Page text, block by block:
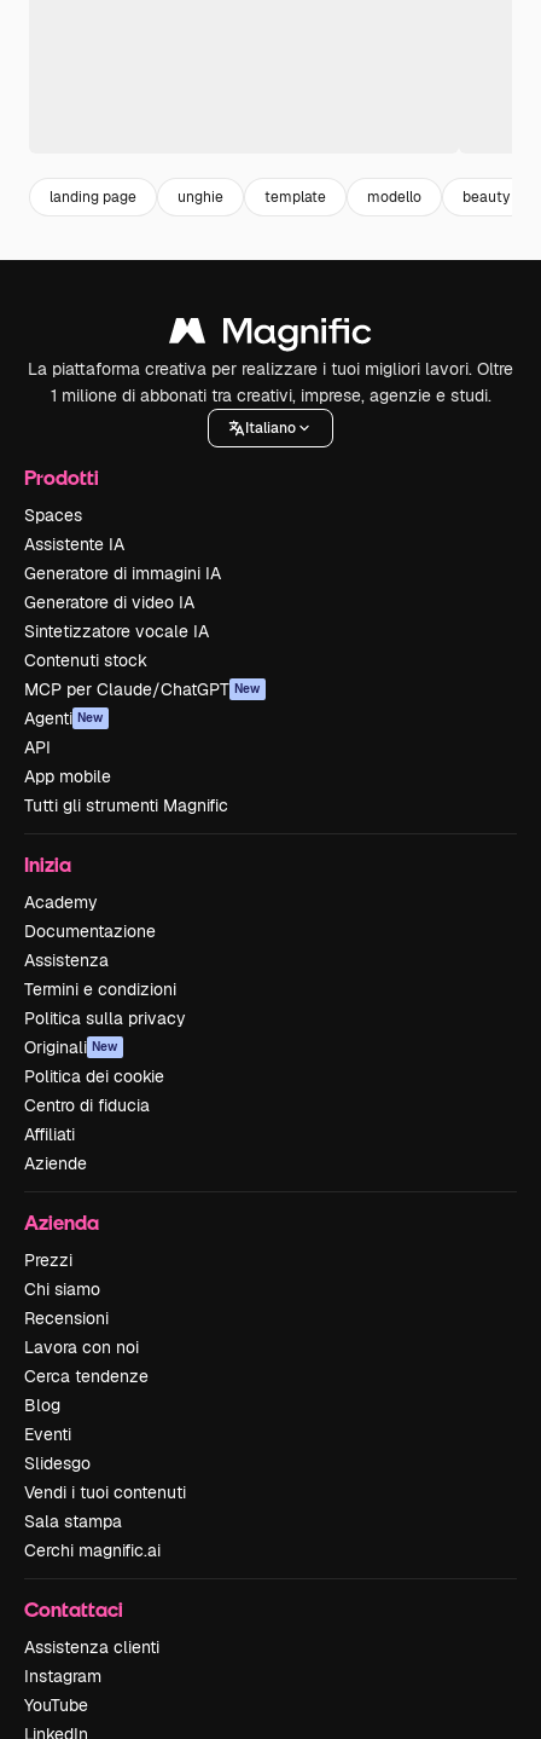
landing page unghie template modello beauty
La piattaforma creativa per realizzare i tuoi migliori lavori. Oltre
1 milione di abbonati tra creativi, imprese, agenzie e studi.
Italiano
Prodotti
Spaces
Assistente IA
Generatore di immagini IA
Generatore di video IA
Sintetizzatore vocale IA
Contenuti stock
MCP per Claude/ChatGPT New
Agenti New
API
App mobile
Tutti gli strumenti Magnific
Inizia
Academy
Documentazione
Assistenza
Termini e condizioni
Politica sulla privacy
Originali New
Politica dei cookie
Centro di fiducia
Affiliati
Aziende
Azienda
Prezzi
Chi siamo
Recensioni
Lavora con noi
Cerca tendenze
Blog
Eventi
Slidesgo
Vendi i tuoi contenuti
Sala stampa
Cerchi magnific.ai
Contattaci
Assistenza clienti
Instagram
YouTube
LinkedIn